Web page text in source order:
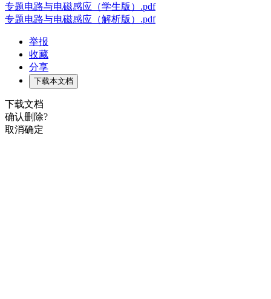
专题电路与电磁感应（学生版）.pdf
专题电路与电磁感应（解析版）.pdf
举报
收藏
分享
下载本文档
下载文档
确认删除?
取消确定